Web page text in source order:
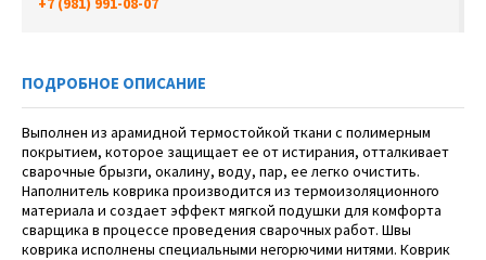
ПОДРОБНОЕ ОПИСАНИЕ
Выполнен из арамидной термостойкой ткани с полимерным
покрытием, которое защищает ее от истирания, отталкивает
сварочные брызги, окалину, воду, пар, ее легко очистить.
Наполнитель коврика производится из термоизоляционного
материала и создает эффект мягкой подушки для комфорта
сварщика в процессе проведения сварочных работ. Швы
коврика исполнены специальными негорючими нитями. Коврик